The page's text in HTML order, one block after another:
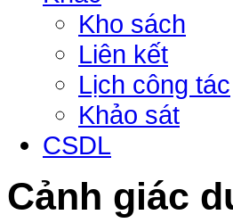
Kho sách
Liên kết
Lịch công tác
Khảo sát
CSDL
Cảnh giác